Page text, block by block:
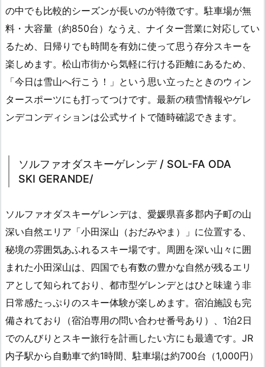
の中でも比較的シーズンが長いのが特徴です。駐車場が無
料・大容量（約850台）なうえ、ナイター営業に対応してい
るため、日帰りでも時間を有効に使って思う存分スキーを
楽しめます。松山市街から気軽に行ける距離にあるため、
「今日は雪山へ行こう！」という思い立ったときのウィン
タースポーツにも打ってつけです。最新の積雪情報やゲレ
ンデコンディションは公式サイトで随時確認できます。
ソルファオダスキーゲレンデ / SOL-FA ODA
SKI GERANDE/
ソルファオダスキーゲレンデは、愛媛県喜多郡内子町の山
深い自然エリア「小田深山（おだみやま）」に位置する、
秘境の雰囲気あふれるスキー場です。周囲を深い山々に囲
まれた小田深山は、四国でも有数の豊かな自然が残るエリ
アとして知られており、都市型ゲレンデとはひと味違う非
日常感たっぷりのスキー体験が楽しめます。宿泊施設も完
備されており（宿泊専用の問い合わせ番号あり）、1泊2日
でのんびりとスキー旅行を計画したい方にも最適です。JR
内子駅から自動車で約1時間、駐車場は約700台（1,000円）